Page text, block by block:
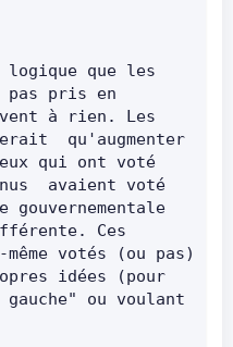
que les
pas pris en
à rien. Les
qu'augmenter
qui ont voté
avaient voté
Ces
votés (ou pas)
idées (pour
ou voulant